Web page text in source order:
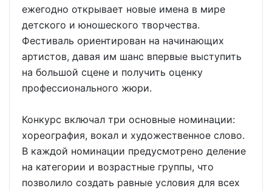
ежегодно открывает новые имена в мире
детского и юношеского творчества.
Фестиваль ориентирован на начинающих
артистов, давая им шанс впервые выступить
на большой сцене и получить оценку
профессионального жюри.
Конкурс включал три основные номинации:
хореография, вокал и художественное слово.
В каждой номинации предусмотрено деление
на категории и возрастные группы, что
позволило создать равные условия для всех